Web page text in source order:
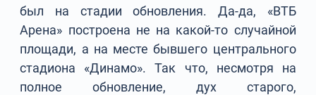
был на стадии обновления. Да-да, «ВТБ
Арена» построена не на какой-то случайной
площади, а на месте бывшего центрального
стадиона «Динамо». Так что, несмотря на
полное обновление, дух старого,